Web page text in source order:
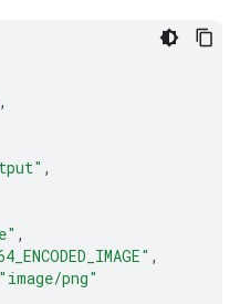
,
,
,
,
"image/png"